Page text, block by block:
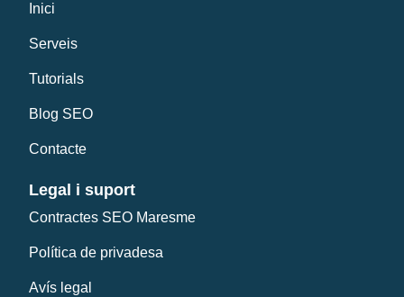
Inici
Serveis
Tutorials
Blog SEO
Contacte
Legal i suport
Contractes SEO Maresme
Política de privadesa
Avís legal